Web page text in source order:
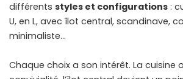
différents styles et configurations :
U, en L, avec îlot central, scandinave,
minimaliste…
Chaque choix a son intérêt. La cuisine